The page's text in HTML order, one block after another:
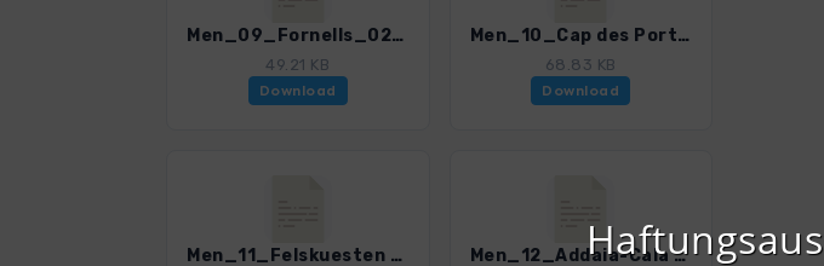
Men_09_Fornells_0259_2.gpx
49.21 KB
Download
Men_10_Cap des Port - Cala Pudent_0259_2.gpx
68.83 KB
Download
Men_11_Felskuesten und Siedlungen_0259_2.gpx Men_12_Addaia-Cala Presili_0259_2.gpx